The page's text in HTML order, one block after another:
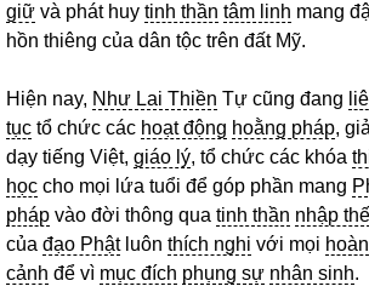
giữ và phát huy tinh thần tâm linh mang
hồn thiêng của dân tộc trên đất Mỹ.
Hiện nay, Như Lai Thiền Tự cũng đang
tục tổ chức các hoạt động hoằng pháp,
dạy tiếng Việt, giáo lý, tổ chức các khóa
học cho mọi lứa tuổi để góp phần mang
pháp vào đời thông qua tinh thần nhập thế
của đạo Phậtluôn thích nghi với mọi hoàn
cảnh để vì mục đích phụng sự nhân sinh.